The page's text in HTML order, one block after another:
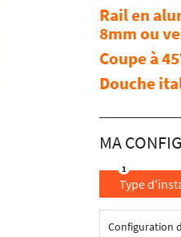
de verres dépolis laqués
de verres laqués
Rail en
8mm ou
Coupe à
Douche
Type
Configuration